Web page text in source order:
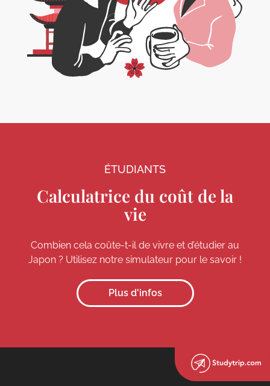
ÉTUDIANTS
Calculatrice du coût de la
vie
Combien cela coûte-t-il de vivre et d’étudier au
Japon ? Utilisez notre simulateur pour le savoir !
Plus d'infos